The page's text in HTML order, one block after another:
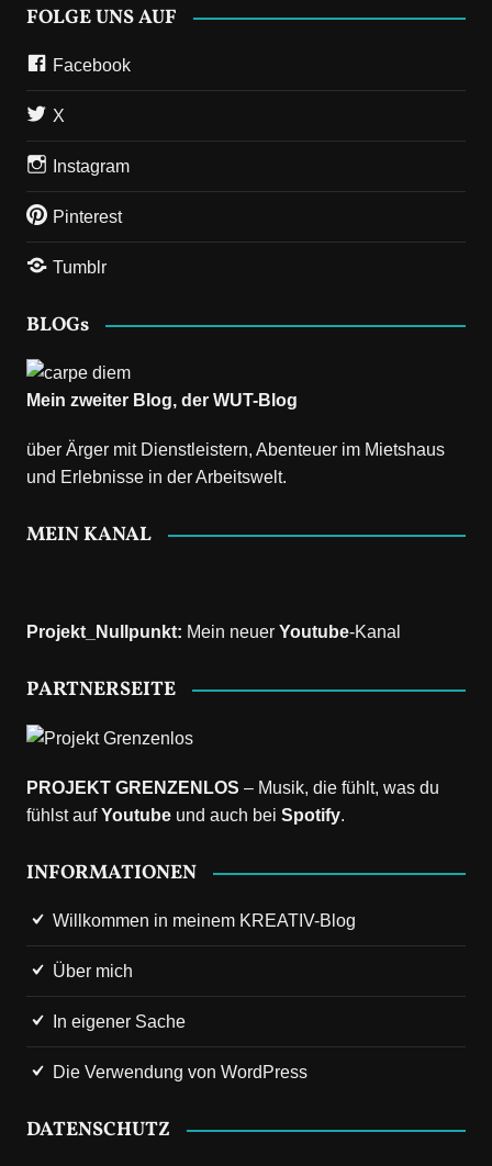
FOLGE UNS AUF
Facebook
X
Instagram
Pinterest
Tumblr
BLOGs
Mein zweiter Blog, der WUT-Blog
über Ärger mit Dienstleistern, Abenteuer im Mietshaus
und Erlebnisse in der Arbeitswelt.
MEIN KANAL
Projekt_Nullpunkt: Mein neuer Youtube-Kanal
PARTNERSEITE
PROJEKT GRENZENLOS – Musik, die fühlt, was du
fühlst aufYoutube und auch bei Spotify.
INFORMATIONEN
Willkommen in meinem KREATIV-Blog
Über mich
In eigener Sache
Die Verwendung von WordPress
DATENSCHUTZ